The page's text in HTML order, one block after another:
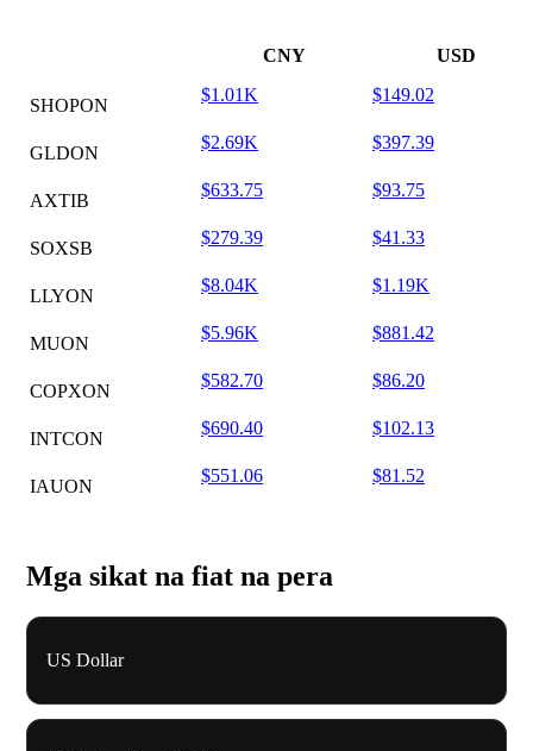
CNY USD
SHOPON
$1.01K $149.02
GLDON
$2.69K $397.39
AXTIB
$633.75 $93.75
SOXSB
$279.39 $41.33
LLYON
$8.04K $1.19K
MUON
$5.96K $881.42
COPXON
$582.70 $86.20
INTCON
$690.40 $102.13
IAUON
$551.06 $81.52
Mga sikat na fiat na pera
US Dollar